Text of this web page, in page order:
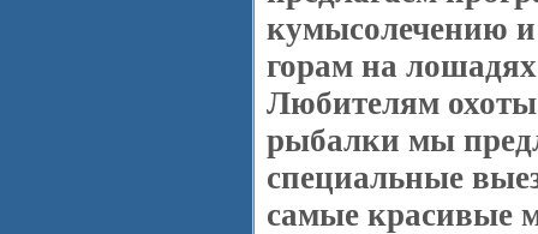
кумысолечению
горам на
Любителям
рыбалки мы
специальные
самые красивые